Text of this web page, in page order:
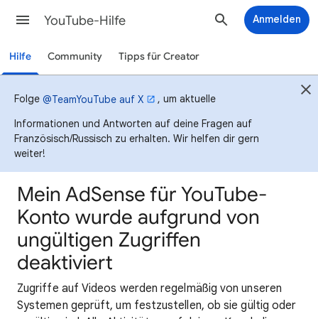
YouTube-Hilfe Anmelden
Hilfe Community Tipps für Creator
Folge @TeamYouTube auf X
, um aktuelle
Informationen und Antworten auf deine Fragen auf
Französisch/Russisch zu erhalten. Wir helfen dir gern
weiter!
Mein AdSense für YouTube-
Konto wurde aufgrund von
ungültigen Zugriffen
deaktiviert
Zugriffe auf Videos werden regelmäßig von unseren
Systemen geprüft, um festzustellen, ob sie gültig oder